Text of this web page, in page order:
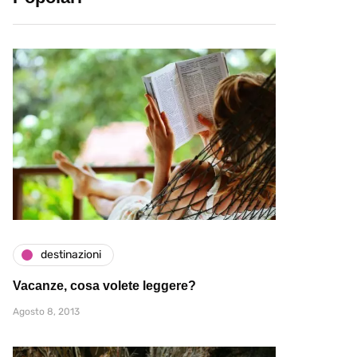
destinazioni
Vacanze, cosa volete leggere?
Agosto 8, 2013